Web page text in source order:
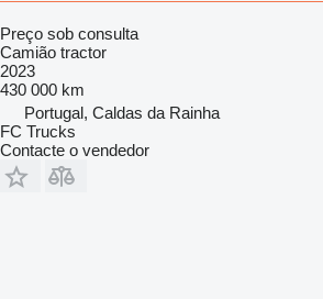
Preço sob consulta
Camião tractor
2023
430 000 km
Portugal, Caldas da Rainha
FC Trucks
Contacte o vendedor